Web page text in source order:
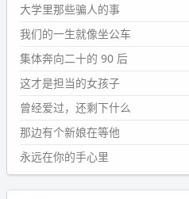
大学里那些骗人的事
我们的一生就像坐公车
集体奔向二十的 90 后
这才是担当的女孩子
曾经爱过，还剩下什么
那边有个新娘在等他
永远在你的手心里